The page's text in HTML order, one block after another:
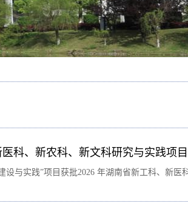
科、新农科、新文科研究与实践项
与实践”项目获批2026 年湖南省新工科、新医